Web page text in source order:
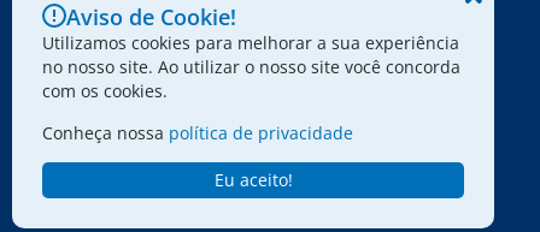
Ser Fornecedor
Envie seu projeto
© 2024 - Associação Paulista dos Amigos da Arte
Aviso de Cookie!
Utilizamos cookies para melhorar a sua experiência
no nosso site. Ao utilizar o nosso site você concorda
com os cookies.
Conheça nossa política de privacidade
Eu aceito!